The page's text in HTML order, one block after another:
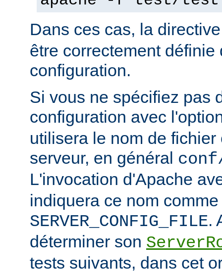
Dans ces cas, la
être correctement
configuration.
Si vous ne spécifiez pas
configuration avec
utilisera le nom de
serveur, en général
L'invocation d'Apache
indiquera ce nom
SERVER_CONFIG_FILE.
déterminer son
tests suivants, dans cet